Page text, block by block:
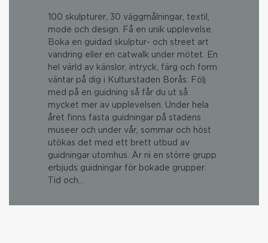
100 skulpturer, 30 väggmålningar, textil,
mode och design. Få en unik upplevelse.
Boka en guidad skulptur- och street art
vandring eller en catwalk under mötet. En
hel värld av känslor, intryck, färg och form
väntar på dig i Kulturstaden Borås. Följ
med på en guidning så får du ut så
mycket mer av upplevelsen. Under hela
året finns fasta guidningar på stadens
museer och under vår, sommar och höst
utökas det med ett brett utbud av
guidningar utomhus. Är ni en större grupp
erbjuds guidningar för bokade grupper.
Tid och…